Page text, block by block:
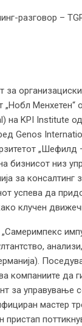
–
за
Менхетен“
на KPI Institute
Genos
бизнисот низ
за
успева да
клучен
компаниите да
за
мастер
пристап